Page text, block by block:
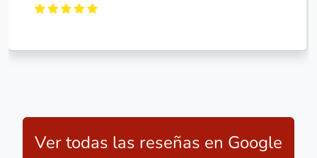
Ver todas las reseñas en Google